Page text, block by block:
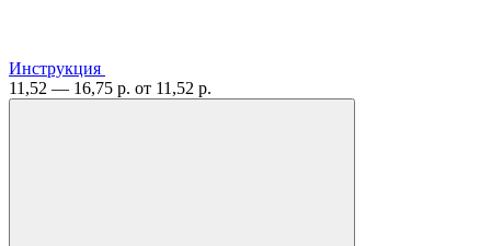
Инструкция
11,52 — 16,75 р. от 11,52 р.